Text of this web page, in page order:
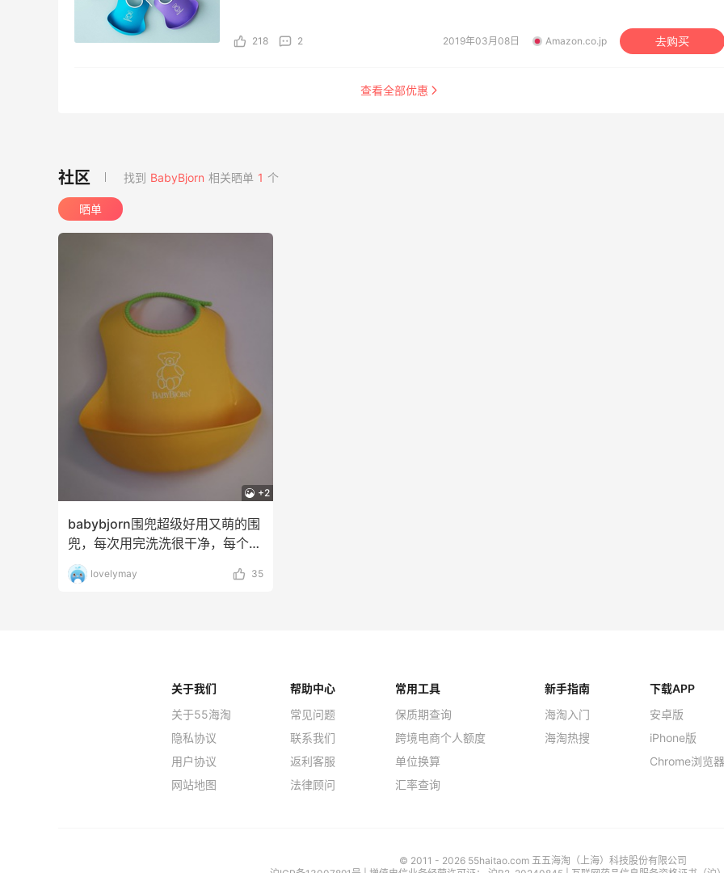
218 2 2019年03月08日 Amazon.co.jp 去购买
查看全部优惠
找到 BabyBjorn 相关晒单 1 个
晒单
+2
babybjorn围兜超级好用又萌的围
兜，每次用完洗洗很干净，每个婴
儿都需要至少
lovelymay 35
关于我们
关于55海淘
隐私协议
用户协议
网站地图
帮助中心
常见问题
联系我们
返利客服
法律顾问
常用工具
保质期查询
跨境电商个人额度
单位换算
汇率查询
新手指南
海淘入门
海淘热搜
下载APP
安卓版
iPhone版
Chrome浏览
© 2011 - 2026 55haitao.com 五五海淘（上海）科技股份有限公司